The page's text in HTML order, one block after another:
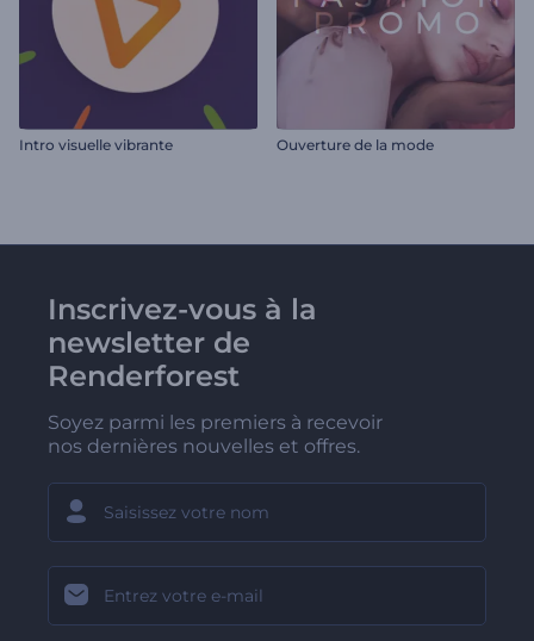
Intro visuelle vibrante Ouverture de la mode
Inscrivez-vous à la
newsletter de
Renderforest
Soyez parmi les premiers à recevoir
nos dernières nouvelles et offres.